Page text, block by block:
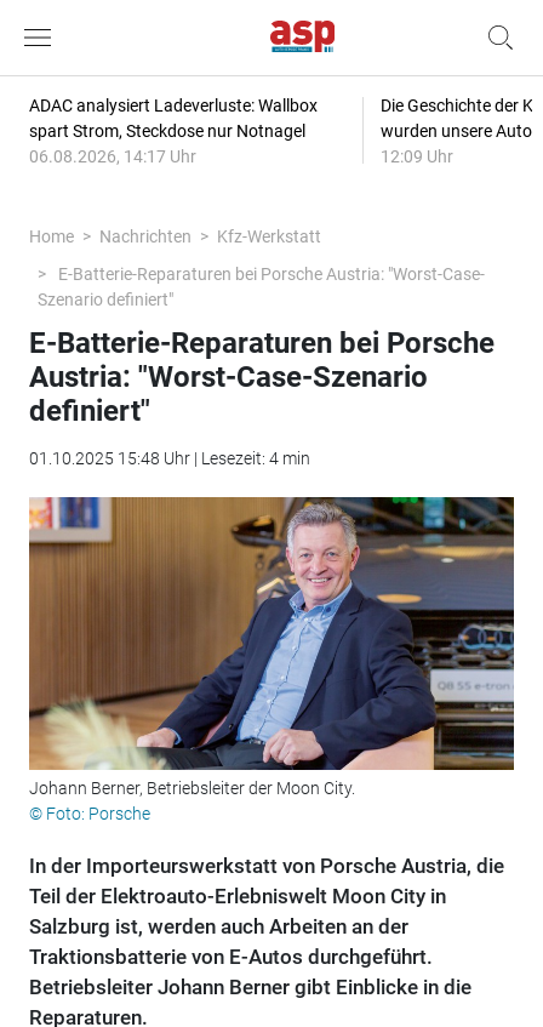
ADAC analysiert Ladeverluste: Wallbox
spart Strom, Steckdose nur Notnagel
06.08.2026, 14:17 Uhr
Die Geschichte der
wurden unsere
12:09 Uhr
Home Nachrichten
Kfz-Werkstatt
E-Batterie-Reparaturen bei Porsche Austria: "Worst-Case-
Szenario definiert"
E-Batterie-Reparaturen bei Porsche
Austria: "Worst-Case-Szenario
definiert"
01.10.2025 15:48 Uhr | Lesezeit: 4 min
Johann Berner, Betriebsleiter der Moon City.
© Foto: Porsche
In der Importeurswerkstatt von Porsche Austria, die
Teil der Elektroauto-Erlebniswelt Moon City in
Salzburg ist, werden auch Arbeiten an der
Traktionsbatterie von E-Autos durchgeführt.
Betriebsleiter Johann Berner gibt Einblicke in die
Reparaturen.